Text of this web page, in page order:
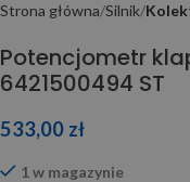
Strona główna Silnik
Potencjometr
6421500494 ST
533,00 zł
1 w magazynie